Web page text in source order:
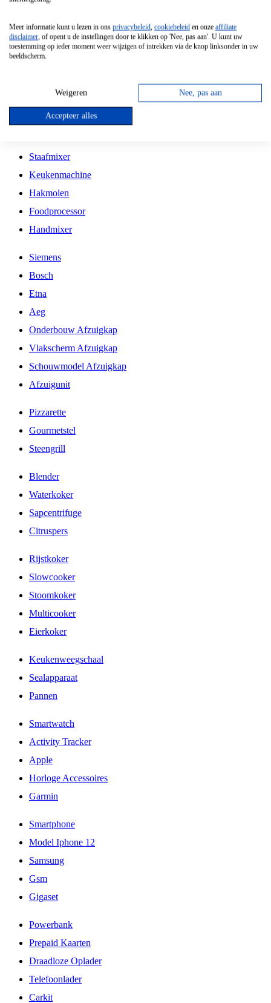
Vrijstaande Magnetron
Vrijstaande Kookplaat
Inbouw Gaskookplaat
Inbouw Keramische Kookplaat
Kookplaat Accessoires
Staafmixer
Keukenmachine
Hakmolen
Foodprocessor
Handmixer
Siemens
Bosch
Etna
Aeg
Onderbouw Afzuigkap
Vlakscherm Afzuigkap
Schouwmodel Afzuigkap
Afzuigunit
Pizzarette
Gourmetstel
Steengrill
Blender
Waterkoker
Sapcentrifuge
Citruspers
Rijstkoker
Slowcooker
Stoomkoker
Multicooker
Eierkoker
Keukenweegschaal
Sealapparaat
Pannen
Smartwatch
Activity Tracker
Apple
Horloge Accessoires
Garmin
Smartphone
Model Iphone 12
Samsung
Gsm
Gigaset
Powerbank
Prepaid Kaarten
Draadloze Oplader
Telefoonlader
Carkit
Meer informatie kunt u lezen in ons privacybeleid, cookiebeleid en onze affiliate
disclaimer, of opent u de instellingen door te klikken op 'Nee, pas aan'. U kunt uw
toestemming op ieder moment weer wijzigen of intrekken via de knop linksonder in uw
beeldscherm.
Weigeren Nee, pas aan
Accepteer alles